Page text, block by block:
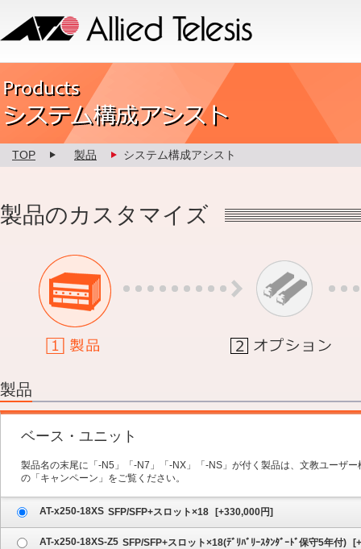
Product カスタマイズ
TOP 製品 システム構成アシスト
製品のカスタマイズ
3.保守サービス
4.内容の確認
製品
ベース・ユニット
製品名の末尾に「-N5」「-N7」「-NX」「-NS」が付く製品は、文教ユーザ
の「キャンペーン」をご覧ください。
AT-x250-18XS SFP/SFP+スロット×18 [+330,000円]
AT-x250-18XS-Z5 SFP/SFP+スロット×18(ﾃﾞﾘﾊﾞﾘｰｽﾀﾝﾀﾞｰﾄﾞ保守5年付) [